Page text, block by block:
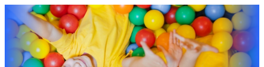
Přeskočit
na
obsah